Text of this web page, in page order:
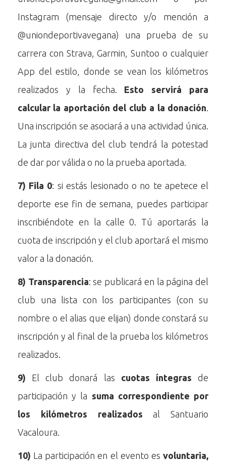
Instagram (mensaje directo y/o mención a
@uniondeportivavegana) una prueba de su
carrera con Strava, Garmin, Suntoo o cualquier
App del estilo, donde se vean los kilómetros
realizados y la fecha. Esto servirá para
calcular la aportación del club a la donación
Una inscripción se asociará a una actividad única.
La junta directiva del club tendrá la potestad
de dar por válida o no la prueba aportada.
7) Fila 0: si estás lesionado o no te apetece el
deporte ese fin de semana, puedes participar
inscribiéndote en la calle 0. Tú aportarás la
cuota de inscripción y el club aportará el mismo
valor a la donación.
8) Transparencia: se publicará en la página del
club una lista con los participantes (con su
nombre o el alias que elijan) donde constará su
inscripción y al final de la prueba los kilómetros
realizados.
9) El club donará las cuotas íntegras de
participación y la suma correspondiente por
los kilómetros realizados al Santuario
Vacaloura.
10) La participación en el evento esvoluntaria,